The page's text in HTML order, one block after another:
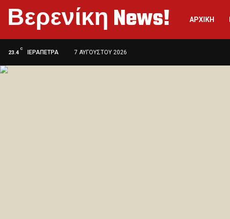
Βερενίκη News! ΑΡΧΙΚΉ
23.4
C
ΙΕΡΆΠΕΤΡΑ 7 ΑΥΓΟΎΣΤΟΥ 2026